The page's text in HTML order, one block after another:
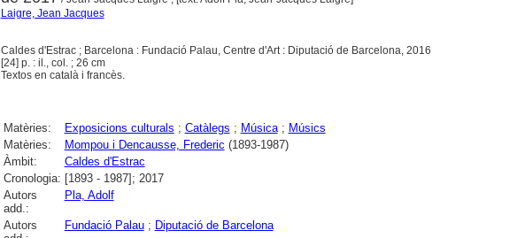
Laigre, Jean Jacques
Caldes d'Estrac ; Barcelona : Fundació Palau, Centre d'Art : Diputació de Barcelona, 2016
[24] p. : il., col. ; 26 cm
Textos en català i francès.
Matèries: Exposicions culturals ; Catàlegs ; Música; Músics
Matèries:
Mompou i Dencausse, Frederic (1893-1987)
Àmbit:
Caldes d'Estrac
Cronologia: [1893 - 1987]; 2017
Autors
add.:
Pla, Adolf
Autors
Fundació Palau; Diputació de Barcelona